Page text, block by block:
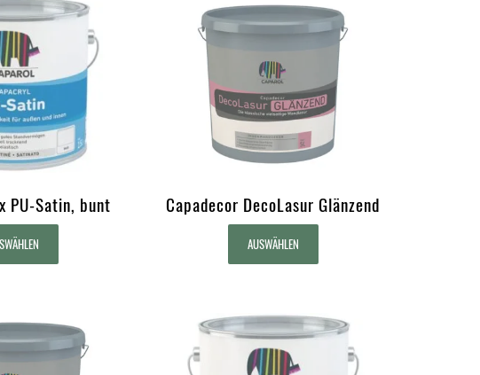
PU-Satin, bunt Capadecor DecoLasur Glänzend
AUSWÄHLEN